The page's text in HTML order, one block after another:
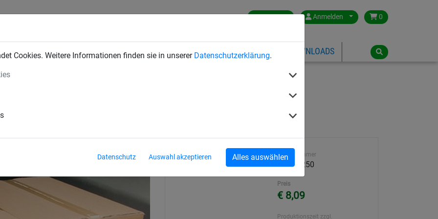
Cookies. Weitere Informationen finden sie in unserer Datenschutzerklärung.
Datenschutz Auswahl akzeptieren Alles auswählen
Germany Anmelden 0
BAUSCHUTZNETZE SEILSPIELGERÄTE ÜBER HUCK DOWNLOADS
mm
Artikelnummer
59000-250
Preis
€ 8,09
Produktionszeit zzgl.